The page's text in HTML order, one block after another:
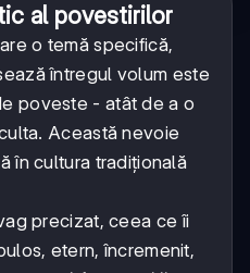
al povestirilor
o temă specifică,
întregul volum este
poveste - atât de a o
Această nevoie
în cultura tradițională
precizat, ceea ce îi
etern, încremenit,